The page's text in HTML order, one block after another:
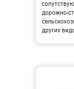
других